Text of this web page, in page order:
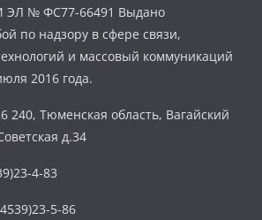
ЭЛ № ФС77-66491 Выдано
по надзору в сфере связи,
и массовый коммуникаций
2016 года.
240, Тюменская область, Вагайский
д.34
4-83
5-86